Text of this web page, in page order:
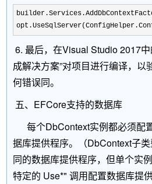
opt.UseSqlServer(ConfigHelper
6. 最后，在Visual Studio 2017
成解决方案”对项目进行编译，
何错误同。
五、EFCore支持的数据库
每个DbContext实例都必须配
据库提供程序。（DbContext子
同的数据库提供程序，但单个实
特定的 Use*" 调用配置数据库提